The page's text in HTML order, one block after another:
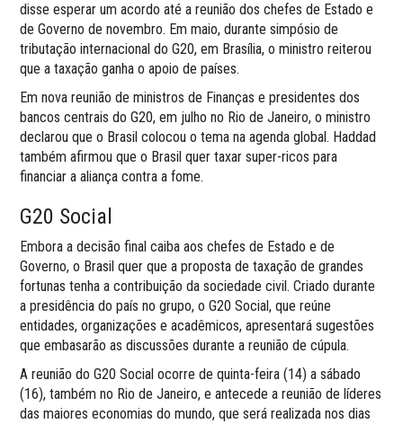
disse esperar um acordo até a reunião dos chefes de Estado e
de Governo de novembro. Em maio, durante simpósio de
tributação internacional do G20, em Brasília, o ministro reiterou
que a taxação ganha o apoio de países.
Em nova reunião de ministros de Finanças e presidentes dos
bancos centrais do G20, em julho no Rio de Janeiro, o ministro
declarou que o Brasil colocou o tema na agenda global. Haddad
também afirmou que o Brasil quer taxar super-ricos para
financiar a aliança contra a fome.
G20 Social
Embora a decisão final caiba aos chefes de Estado e de
Governo, o Brasil quer que a proposta de taxação de grandes
fortunas tenha a contribuição da sociedade civil. Criado durante
a presidência do país no grupo, o G20 Social, que reúne
entidades, organizações e acadêmicos, apresentará sugestões
que embasarão as discussões durante a reunião de cúpula.
A reunião do G20 Social ocorre de quinta-feira (14) a sábado
(16), também no Rio de Janeiro, e antecede a reunião de líderes
das maiores economias do mundo, que será realizada nos dias